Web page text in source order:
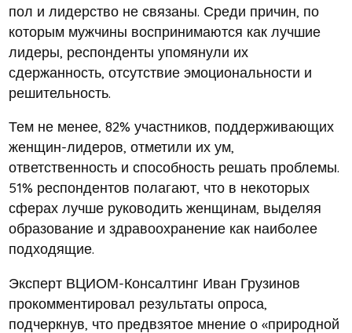
пол и лидерство не связаны. Среди причин, по
которым мужчины воспринимаются как лучшие
лидеры, респонденты упомянули их
сдержанность, отсутствие эмоциональности и
решительность.
Тем не менее, 82% участников, поддерживающих
женщин-лидеров, отметили их ум,
ответственность и способность решать проблемы.
51% респондентов полагают, что в некоторых
сферах лучше руководить женщинам, выделяя
образование и здравоохранение как наиболее
подходящие.
Эксперт ВЦИОМ-Консалтинг Иван Грузинов
прокомментировал результаты опроса,
подчеркнув, что предвзятое мнение о «природной